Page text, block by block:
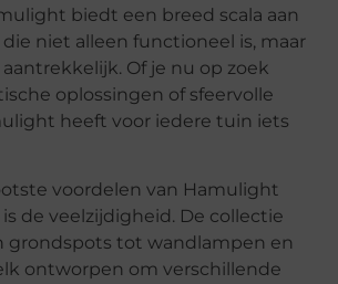
biedt een breed scala aan
niet alleen functioneel is, maar
Of je nu op zoek
oplossingen of sfeervolle
heeft voor iedere tuin iets
voordelen van Hamulight
de veelzijdigheid. De collectie
grondspots tot wandlampen en
ontworpen om verschillende